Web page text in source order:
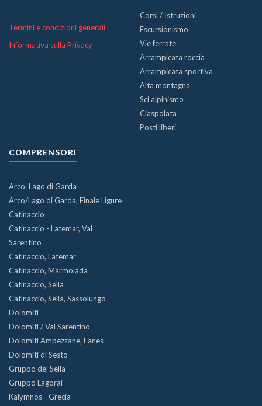
Termini e condizioni generali
Informativa sulla Privacy
Corsi / Istruzioni
Escursionismo
Vie ferrate
Arrampicata roccia
Arrampicata sportiva
Alta montagna
Sci alpinismo
Ciaspolata
Posti liberi
COMPRENSORI
Arco, Lago di Garda
Arco/Lago di Garda, Finale Ligure
Catinaccio
Catinaccio - Latemar, Val
Sarentino
Catinaccio, Latemar
Catinaccio, Marmolada
Catinaccio, Sella
Catinaccio, Sella, Sassolungo
Dolomiti
Dolomiti / Val Sarentino
Dolomiti Ampezzane, Fanes
Dolomiti di Sesto
Gruppo del Sella
Gruppo Lagorai
Kalymnos - Grecia